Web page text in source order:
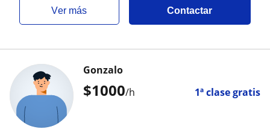
ver más Contactar
$1000/h 1ª clase gratis
Gonzalo